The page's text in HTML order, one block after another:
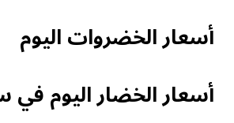
أسعار الخضروات اليوم
أسعار الخضار اليوم في